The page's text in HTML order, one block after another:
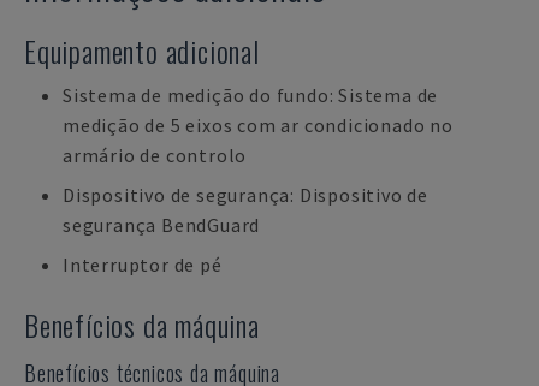
Equipamento adicional
Sistema de medição do fundo: Sistema de
medição de 5 eixos com ar condicionado no
armário de controlo
Dispositivo de segurança: Dispositivo de
segurança BendGuard
Interruptor de pé
Benefícios da máquina
Benefícios técnicos da máquina